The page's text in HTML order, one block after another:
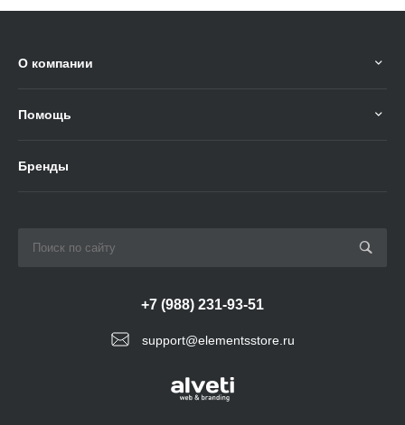
О компании
Помощь
Бренды
support@elementsstore.ru
+7 (988) 231-93-51